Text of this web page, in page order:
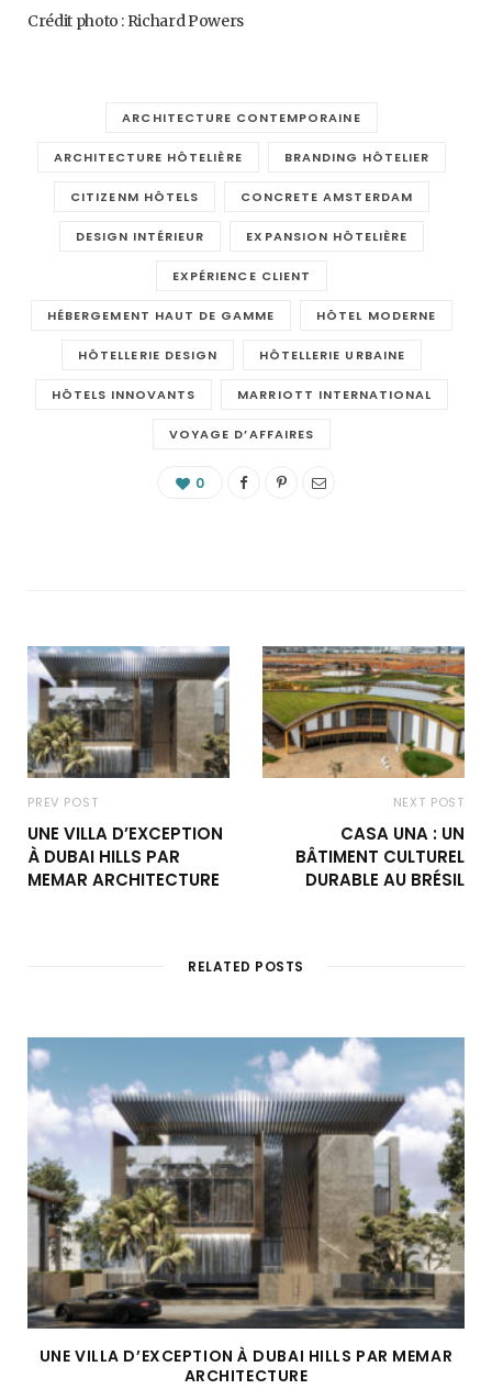
Crédit photo : Richard Powers
ARCHITECTURE CONTEMPORAINE
ARCHITECTURE HÔTELIÈRE BRANDING HÔTELIER
CITIZENM HÔTELS CONCRETE AMSTERDAM
DESIGN INTÉRIEUR EXPANSION HÔTELIÈRE
EXPÉRIENCE CLIENT
HÉBERGEMENT HAUT DE GAMME HÔTEL MODERNE
HÔTELLERIE DESIGN HÔTELLERIE URBAINE
HÔTELS INNOVANTS MARRIOTT INTERNATIONAL
VOYAGE D’AFFAIRES
0
PREV POST
UNE VILLA D’EXCEPTION
À DUBAI HILLS PAR
MEMAR ARCHITECTURE
NEXT POST
CASA UNA : UN
BÂTIMENT CULTUREL
DURABLE AU BRÉSIL
RELATED POSTS
UNE VILLA D’EXCEPTION À DUBAI HILLS PAR MEMAR
ARCHITECTURE